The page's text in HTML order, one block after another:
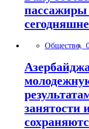
пассажиры
Общество,
занятости